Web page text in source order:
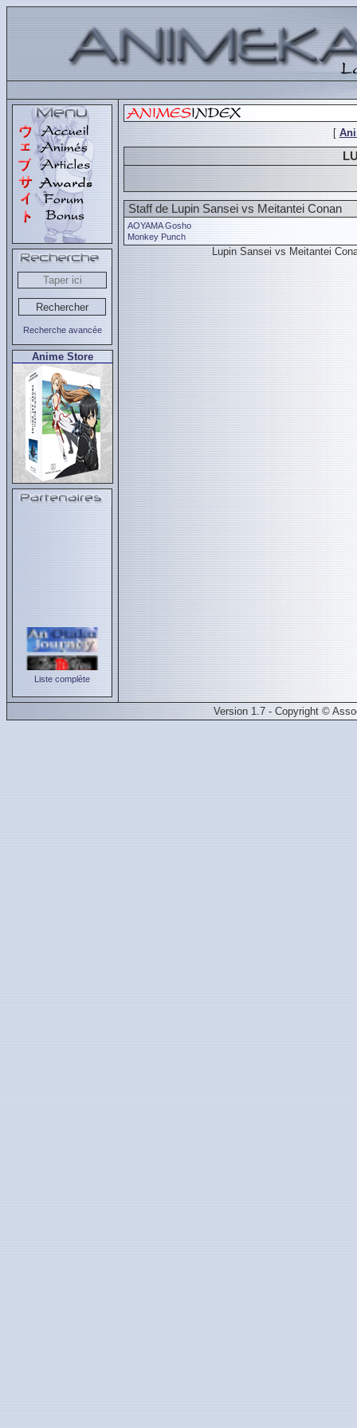
Recherche avancée
Anime Store
Liste complète
[
Staff de Lupin Sansei vs Meitantei Conan
AOYAMA Gosho
Monkey Punch
Lupin Sansei vs Meitantei
Version 1.7 - Copyright ©